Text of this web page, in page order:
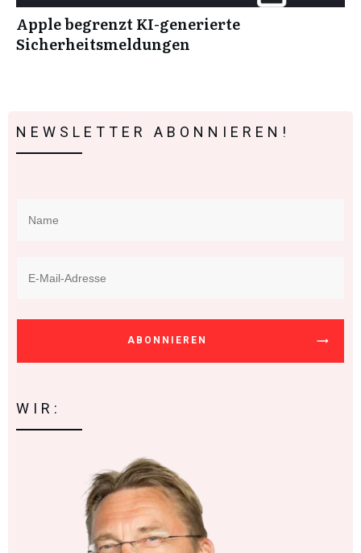
Apple begrenzt KI-generierte
Sicherheitsmeldungen
NEWSLETTER ABONNIEREN!
ABONNIEREN
WIR: